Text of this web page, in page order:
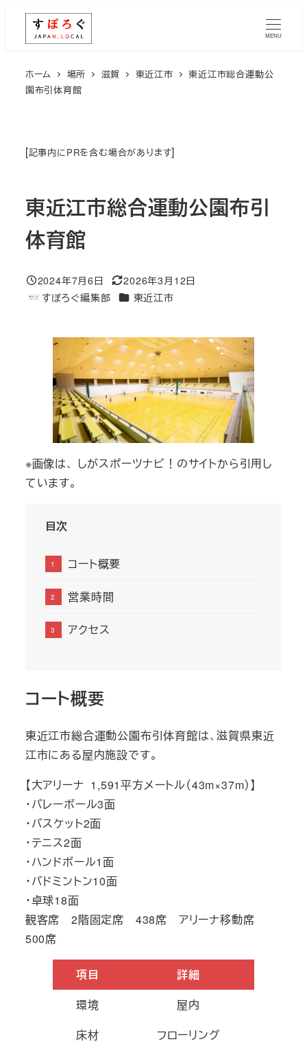
MENU
ホーム 場所 滋賀 東近江市
東近江市総合運動公
園布引体育館
[記事内にPRを含む場合があります]
東近江市総合運動公園布引
体育館
投稿日
2024年7月6日
更新日
2026年3月12日
著
すぽろぐ編集部 エリア東近江市
※画像は、 しがスポーツナビ！のサイトから引用し
ています。
目次
コート概要
営業時間
アクセス
コート概要
東近江市総合運動公園布引体育館は、滋賀県東近
江市にある屋内施設です。
【大アリーナ 1,591平方メートル（43m×37m）】
・バレーボール3面
・バスケット2面
・テニス2面
・ハンドボール1面
・バドミントン10面
・卓球18面
観客席 2階固定席 438席 アリーナ移動席
500席
項目
詳細
環境
屋内
床材
フローリング